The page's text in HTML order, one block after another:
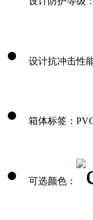
设计抗冲击性
箱体标签：
可选颜色：